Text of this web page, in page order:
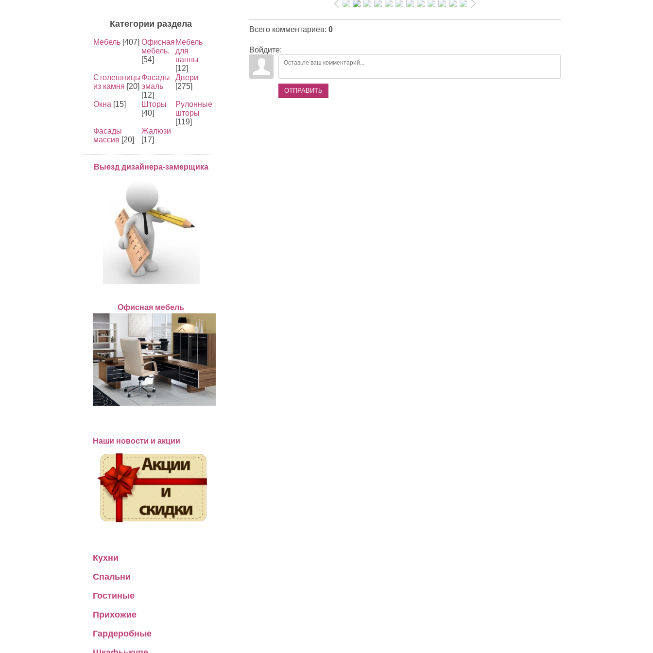
Всего комментариев: 0
Войдите:
ОТПРАВИТЬ
Категории раздела
Мебель [407] Офисная
мебель.
[54]
Мебель
для
ванны
[12]
Столешницы
из камня [20]
Фасады
эмаль
[12]
Двери
[275]
Окна [15]
Шторы
[40]
Рулонные
шторы
[119]
Фасады
массив [20]
Жалюзи
[17]
Выезд дизайнера-замерщика
Офисная мебель
Наши новости и акции
Кухни
Спальни
Гостиные
Прихожие
Гардеробные